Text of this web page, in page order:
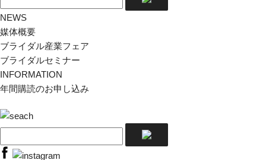
NEWS
媒体概要
ブライダル産業フェア
ブライダルセミナー
INFORMATION
年間購読のお申し込み